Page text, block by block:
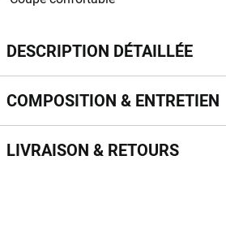
détaillée
DESCRIPTION DÉTAILLÉE
& entretien
COMPOSITION & ENTRETIEN
& retours
LIVRAISON & RETOURS